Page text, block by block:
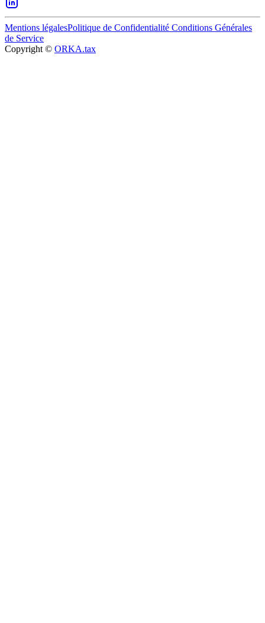
Mentions légalesPolitique de Confidentialité Conditions Générales
de Service
Copyright © ORKA.tax